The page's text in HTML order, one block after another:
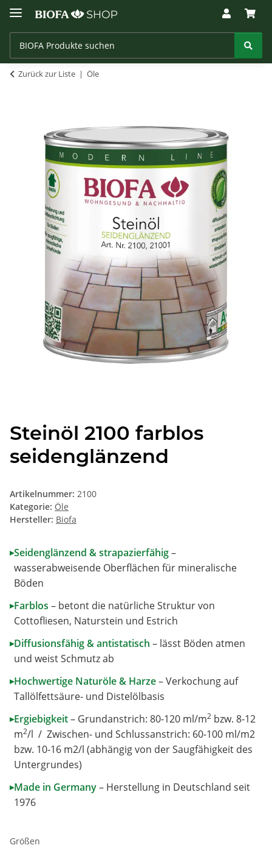
Zurück zur Liste Öle
Steinöl 2100 farblos
seidenglänzend
Artikelnummer: 2100
Kategorie: Öle
Hersteller: Biofa
▸Seidenglänzend & strapazierfähig–
wasserabweisende Oberflächen für mineralische
Böden
▸Farblos – betont die natürliche Struktur von
Cottofliesen, Naturstein und Estrich
▸Diffusionsfähig & antistatisch – lässt Böden atmen
und weist Schmutz ab
▸Hochwertige Naturöle & Harze–Verkochung auf
Tallölfettsäure- und Distelölbasis
▸Ergiebigkeit– Grundanstrich: 80-120 ml/m2 bzw. 8-12
m2/l / Zwischen- und Schlussanstrich: 60-100 ml/m2
bzw. 10-16 m2/l (abhängig von der Saugfähigkeit des
Untergrundes)
▸Made in Germany– Herstellung in Deutschland seit
1976
Größen